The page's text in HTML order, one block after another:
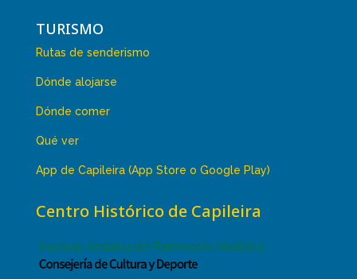
TURISMO
Rutas de senderismo
Dónde alojarse
Dónde comer
Qué ver
App de Capileira (App Store o Google Play)
Centro Histórico de Capileira